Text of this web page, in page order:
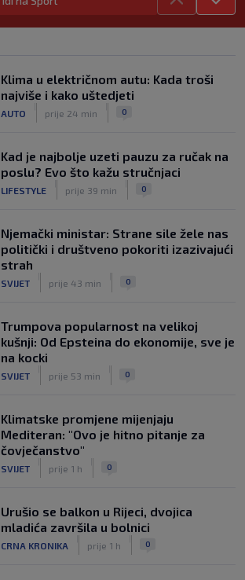
SK prije 3 h
Dinamo u finalu Ramljaka! Sutra protiv
Ajaxa na glavnom terenu Maksimira
Klima u električnom autu: Kada troši
najviše i kako uštedjeti
AUTO prije 24 min 0
Kad je najbolje uzeti pauzu za ručak na
poslu? Evo što kažu stručnjaci
LIFESTYLE prije 39 min 0
Njemački ministar: Strane sile žele nas
politički i društveno pokoriti izazivajući
strah
SVIJET prije 43 min 0
Trumpova popularnost na velikoj
kušnji: Od Epsteina do ekonomije, sve je
na kocki
SVIJET prije 53 min 0
Klimatske promjene mijenjaju
Mediteran: "Ovo je hitno pitanje za
čovječanstvo"
SVIJET prije 1 h 0
Urušio se balkon u Rijeci, dvojica
mladića završila u bolnici
CRNA KRONIKA prije 1 h 0